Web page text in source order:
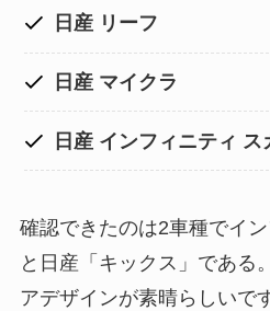
日産 リーフ
日産 マイクラ
日産 インフィニティ ス
確認できたのは2車種でイン
と日産「キックス」である
アデザインが素晴らしいで